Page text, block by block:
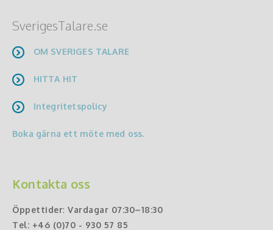
SverigesTalare.se
OM SVERIGES TALARE
HITTA HIT
Integritetspolicy
Boka gärna ett möte med oss.
Kontakta oss
Öppettider: Vardagar 07:30–18:30
Tel: +46 (0)70 - 930 57 85